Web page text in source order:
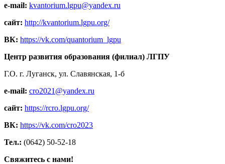
e-mail: kvantorium.lgpu@yandex.ru
сайт: http://kvantorium.lgpu.org/
ВК: https://vk.com/quantorium_lgpu
Центр развития образования (филиал) ЛГПУ
Г.О. г. Луганск, ул. Славянская, 1-б
e-mail: cro2021@yandex.ru
сайт: https://rcro.lgpu.org/
ВК: https://vk.com/cro2023
Тел.: (0642) 50-52-18
Свяжитесь с нами!